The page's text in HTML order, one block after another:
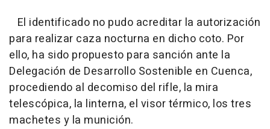
El identificado no pudo acreditar la autorización
para realizar caza nocturna en dicho coto. Por
ello, ha sido propuesto para sanción ante la
Delegación de Desarrollo Sostenible en Cuenca,
procediendo al decomiso del rifle, la mira
telescópica, la linterna, el visor térmico, los tres
machetes y la munición.